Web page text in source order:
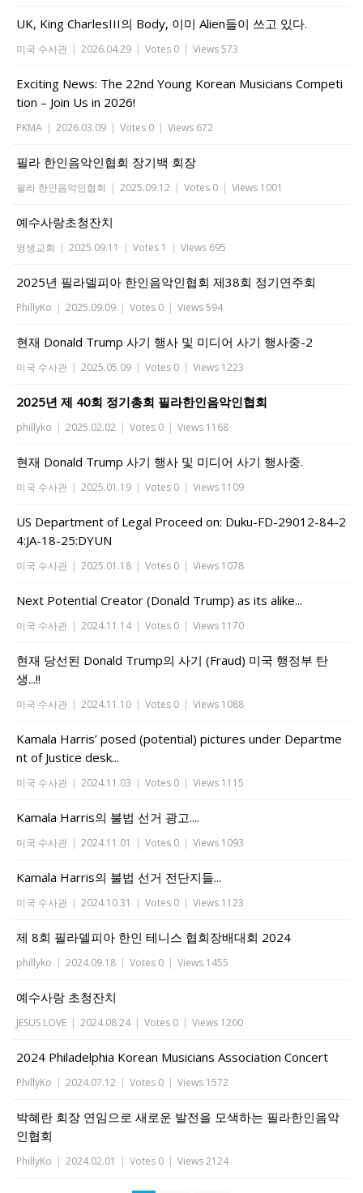
UK, King CharlesIII의 Body, 이미 Alien들이 쓰고 있다.
미국 수사관 | 2026.04.29 | Votes 0 | Views 573
Exciting News: The 22nd Young Korean Musicians Competi
tion – Join Us in 2026!
PKMA | 2026.03.09 | Votes 0 | Views 672
필라 한인음악인협회 장기백 회장
필라 한인음악인협회 | 2025.09.12 | Votes 0 | Views 1001
예수사랑초청잔치
영생교회 | 2025.09.11 | Votes 1 | Views 695
2025년 필라델피아 한인음악인협회 제38회 정기연주회
PhillyKo | 2025.09.09 | Votes 0 | Views 594
현재 Donald Trump 사기 행사 및 미디어 사기 행사중-2
미국 수사관 | 2025.05.09 | Votes 0 | Views 1223
2025년 제 40회 정기총회 필라한인음악인협회
phillyko | 2025.02.02 | Votes 0 | Views 1168
현재 Donald Trump 사기 행사 및 미디어 사기 행사중.
미국 수사관 | 2025.01.19 | Votes 0 | Views 1109
US Department of Legal Proceed on: Duku-FD-29012-84-2
4:JA-18-25:DYUN
미국 수사관 | 2025.01.18 | Votes 0 | Views 1078
Next Potential Creator (Donald Trump) as its alike...
미국 수사관 | 2024.11.14 | Votes 0 | Views 1170
현재 당선된 Donald Trump의 사기 (Fraud) 미국 행정부 탄
생...!!
미국 수사관 | 2024.11.10 | Votes 0 | Views 1088
Kamala Harris’ posed (potential) pictures under Departme
nt of Justice desk...
미국 수사관 | 2024.11.03 | Votes 0 | Views 1115
Kamala Harris의 불법 선거 광고....
미국 수사관 | 2024.11.01 | Votes 0 | Views 1093
Kamala Harris의 불법 선거 전단지들...
미국 수사관 | 2024.10.31 | Votes 0 | Views 1123
제 8회 필라델피아 한인 테니스 협회장배대회 2024
phillyko | 2024.09.18 | Votes 0 | Views 1455
예수사랑 초청잔치
JESUS LOVE | 2024.08.24 | Votes 0 | Views 1200
2024 Philadelphia Korean Musicians Association Concert
PhillyKo | 2024.07.12 | Votes 0 | Views 1572
박혜란 회장 연임으로 새로운 발전을 모색하는 필라한인음악
인협회
PhillyKo | 2024.02.01 | Votes 0 | Views 2124